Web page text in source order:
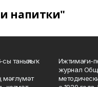
напитки"
таныҡлыҡ
мәғлүмәт
Ижтимағи-
журнал